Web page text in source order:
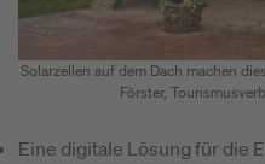
Solarzellen auf dem Dach machen
Förster,
Eine digitale Lösung für die